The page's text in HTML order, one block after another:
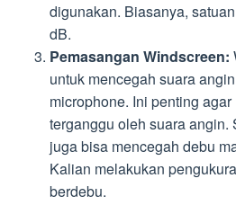
digunakan. Biasanya,
dB.
Pemasangan Windscreen:
untuk mencegah suara
microphone. Ini penting
terganggu oleh suara angin.
juga bisa mencegah debu
Kalian melakukan
berdebu.